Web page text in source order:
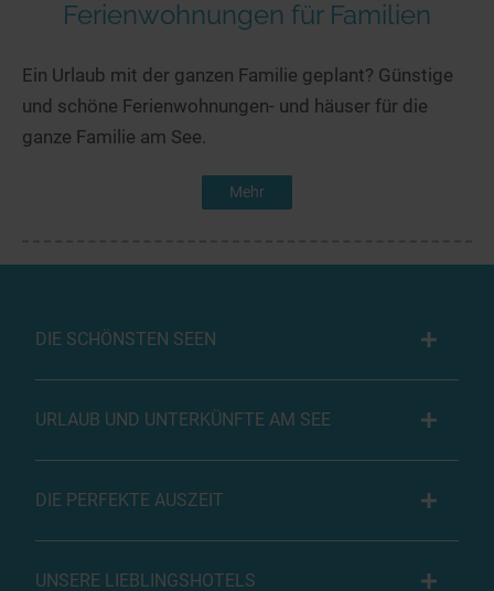
Ferienwohnungen für Familien
Ein Urlaub mit der ganzen Familie geplant? Günstige
und schöne Ferienwohnungen- und häuser für die
ganze Familie am See.
Mehr
DIE SCHÖNSTEN SEEN
URLAUB UND UNTERKÜNFTE AM SEE
DIE PERFEKTE AUSZEIT
UNSERE LIEBLINGSHOTELS